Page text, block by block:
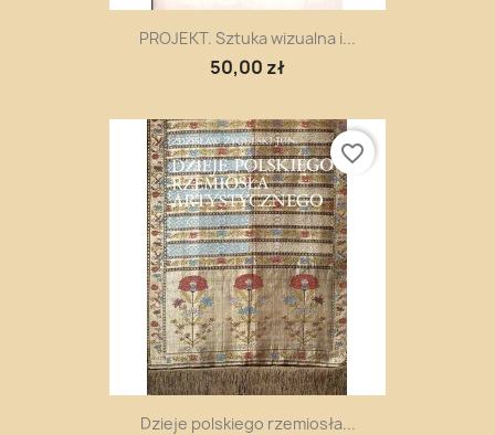
PROJEKT. Sztuka wizualna i...
50,00 zł
Dzieje polskiego rzemiosła...
favorite_border